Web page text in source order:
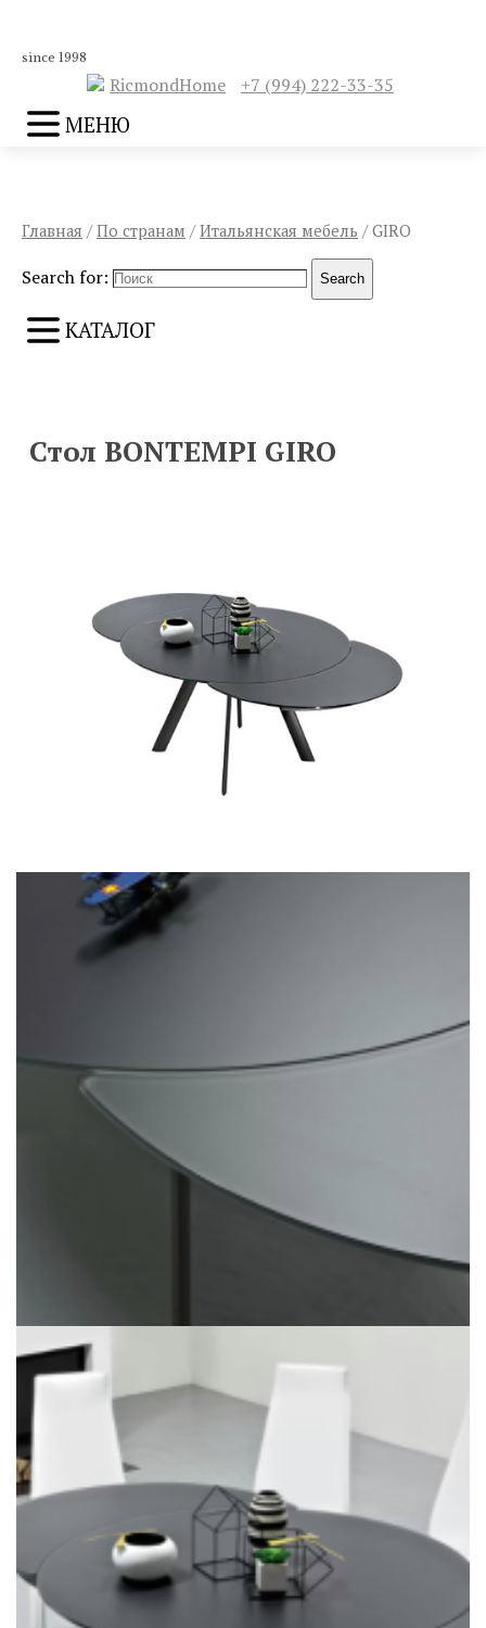
since 1998
RicmondHome +7 (994) 222-33-35
МЕНЮ
Главная /По странам /Итальянская мебель / GIRO
Search for: Search
КАТАЛОГ
Стол BONTEMPI GIRO